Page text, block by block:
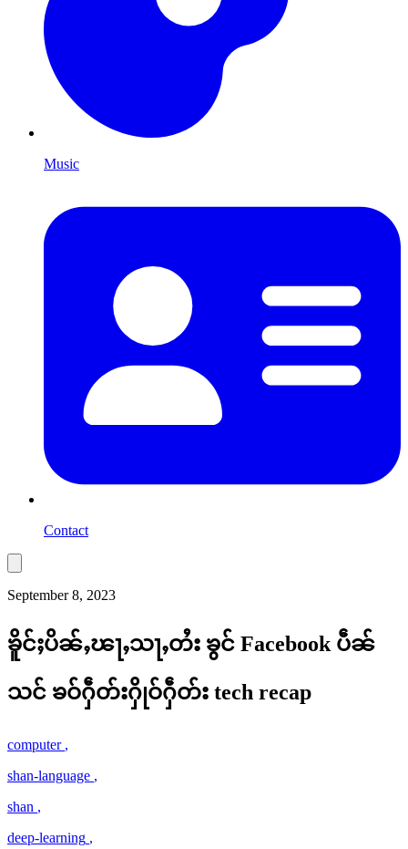
Music
Contact
September 8, 2023
ၶိူင်ႈပိၼ်ႇၽႃႇသႃႇတႆး ၶွင် Facebook ပဵၼ်
သင် ၶဝ်ႁဵတ်းႁိုဝ်ႁဵတ်း tech recap
computer ,
shan-language ,
shan ,
deep-learning ,